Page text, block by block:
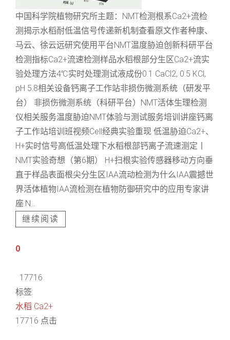
中国科学院植物研究所主题：NMT检测根系Ca2+流检
测揭示水稻耐低温信号传递新机制查看原文作者种康、
马云、徐云远研究使用平台NMT温度胁迫创新科研平台
检测指标Ca2+流速检测样品水稻根部分生区Ca2+流实
验处理方法4℃实时处理测试液成份0.1 CaCl2, 0.5 KCl,
pH 5.8相关设备钙离子工作站非损伤微测系统（研发平
台） 非损伤微测系统（科研平台）NMT活体生理检测
仪相关服务温度胁迫NMT体验与测试服务培训讲座钙离
子工作站培训班视频Cell经典实验重现 低温胁迫Ca2+、
H+实时信号高低温处理下水稻根部钙离子流速测定丨
NMT实验奇想（第6期） H+扫根实验传感器移动方向垂
直于样品表面根尖分生区IAA流动检测为什么IAA震撼世
界活体植物IAA流检测在植物防御研究中的应用专家讲
座:N...
继续阅读
0
17716
标签:
水稻 Ca2+
17716 点击